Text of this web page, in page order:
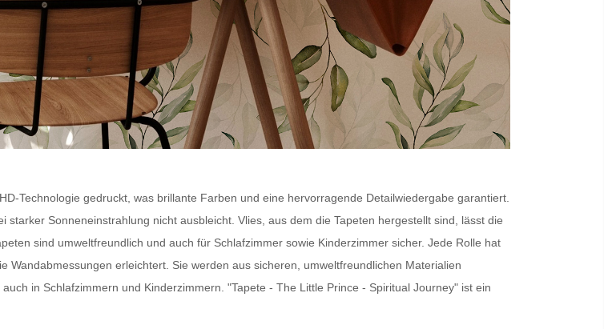
Technologie gedruckt, was brillante Farben und eine hervorragende Detailwiedergabe garantiert.
starker Sonneneinstrahlung nicht ausbleicht. Vlies, aus dem die Tapeten hergestellt sind, lässt die
sind umweltfreundlich und auch für Schlafzimmer sowie Kinderzimmer sicher. Jede Rolle hat
erleichtert. Sie werden aus sicheren, umweltfreundlichen Materialien
in Schlafzimmern und Kinderzimmern. "Tapete - The Little Prince - Spiritual Journey" ist ein